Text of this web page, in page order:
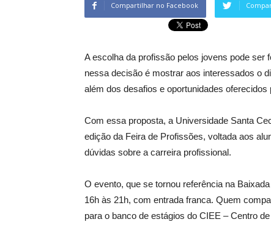
Compartilhar no Facebook
A escolha da profissão pelos jovens pode ser
nessa decisão é mostrar aos interessados o
além dos desafios e oportunidades oferecidos
Com essa proposta, a Universidade Santa
edição da Feira de Profissões, voltada aos
dúvidas sobre a carreira profissional.
O evento, que se tornou referência na
16h às 21h, com entrada franca. Quem
para o banco de estágios do CIEE – Centro